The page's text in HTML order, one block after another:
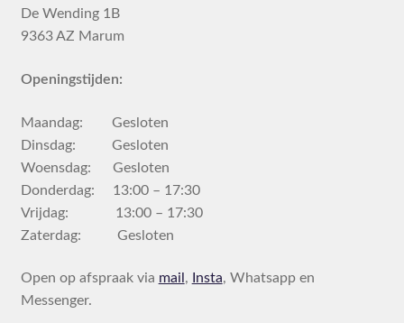
De Wending 1B
9363 AZ Marum
Openingstijden:
Maandag: Gesloten
Dinsdag: Gesloten
Woensdag: Gesloten
Donderdag: 13:00 – 17:30
Vrijdag: 13:00 – 17:30
Zaterdag: Gesloten
Open op afspraak via mail , Insta, Whatsapp en
Messenger.